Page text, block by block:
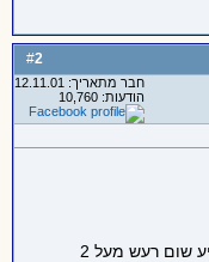
2
חבר מתאריך: 12.11.01
הודעות: 10,760
הם לא יוצאים לבד, ומשאירים את הילד תחת השגחה של מישהו אחר. משעה 20:00 אסור ללכת עם נעלים בבית, אסור להדליק טלווזיה עם קול, אסור להדליק אורות (חוץ מהמקרר) ואסור להשמיע שום רעש מעל 2